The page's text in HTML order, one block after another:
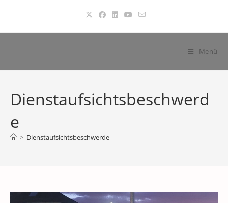
springen
Menü
Dienstaufsichtsbeschwerd
e
> Dienstaufsichtsbeschwerde